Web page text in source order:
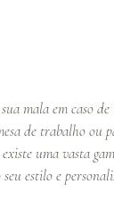
mala em caso
de trabalho ou
uma vasta
estilo e